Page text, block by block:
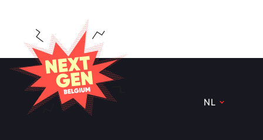
NL